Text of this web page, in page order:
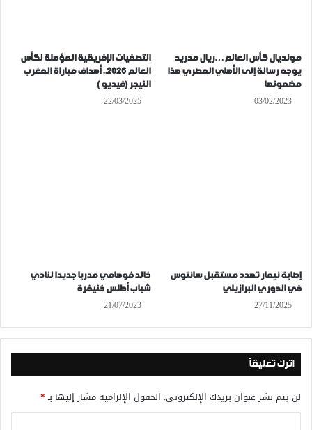
مونديال كأس العالم…ريال مدريد
يوجه رسالة إلى الأهلي المصري هذا
مضمونها
03/02/2023
التصفيات الإفريقية المؤهلة لكأس
العالم 2026.. أهداف مباراة المغرب
النيجر (فيديو )
22/03/2025
إصابة نيمار تهدد مستقبل سانتوس
في الدوري البرازيلي
27/11/2025
خالد فوهامي مدربا جديدا لنادي
شباب أطلس خنيفرة
21/07/2023
اترك تعليقاً
لن يتم نشر عنوان بريدك الإلكتروني. الحقول الإلزامية مشار إليها بـ*